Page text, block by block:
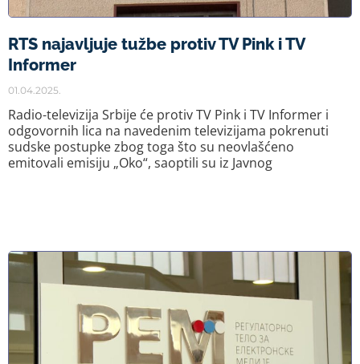
RTS najavljuje tužbe protiv TV Pink i TV
Informer
01.04.2025.
Radio-televizija Srbije će protiv TV Pink i TV Informer i
odgovornih lica na navedenim televizijama pokrenuti
sudske postupke zbog toga što su neovlašćeno
emitovali emisiju „Oko“, saoptili su iz Javnog